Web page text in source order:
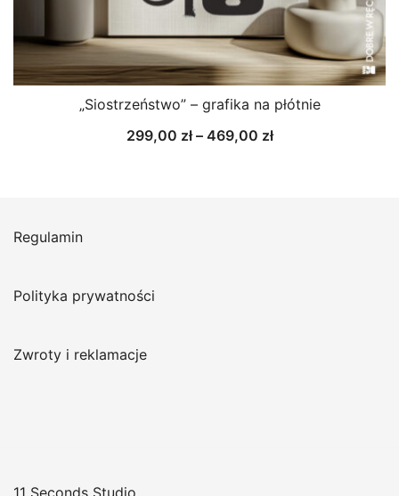
„Siostrzeństwo” – grafika na płótnie
299,00 zł – 469,00 złZakres
Regulamin
Polityka prywatności
Zwroty i reklamacje
11 Seconds Studio